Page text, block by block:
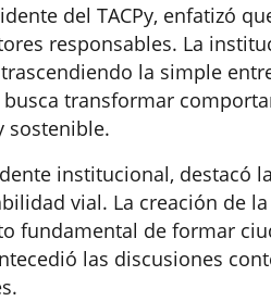
del TACPy, enfatizó
responsables. La
la simple
transformar
sostenible.
institucional, destacó
vial. La creación de
fundamental de formar
las discusiones